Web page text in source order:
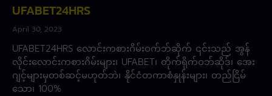
UFABET24HRS
April 30, 2023
UFABET24HRS လောင်းကစားဂိမ်းဝက်ဘ်ဆိုက် ၎င်းသည် အွန်
လိုင်းလောင်းကစားဂိမ်းများ၊ UFABET၊ တိုက်ရိုက်ဝဘ်ဆိုဒ်၊ အေး
ဂျင့်များမှတစ်ဆင့်မဟုတ်ဘဲ၊ နိုင်ငံတကာစံနှုန်းများ၊ တည်ငြိမ်
သော၊ 100%